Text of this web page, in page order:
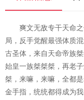
爽文无敌专干天命
局，反手觉醒最强体质
古圣体，来自天命帝族
始皇一族桀桀桀，再老
桀，来嘛，来嘛，全都
金手指，统统都得成为